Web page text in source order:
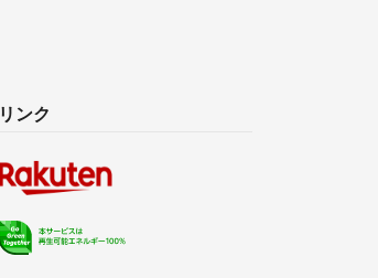
リンク